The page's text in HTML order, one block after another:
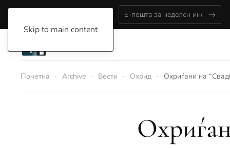
Skip to main content
Почетна Archive Вести Охрид Охриѓани на